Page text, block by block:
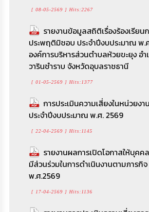
[ 08-05-2569 ] Hits:2267
รายงานข้อมูลสถิติเรื่องร้องเรียน
ประพฤติมิชอบ ประจำปีงบประมาณ พ.
องค์การบริหารส่วนตำบลห้วยขะยุง อำ
วารินชำราบ จังหวัดอุบลราชธานี
[ 01-05-2569 ] Hits:1377
การประเมินความเสี่ยงในหน่วยง
ประจำปีงบประมาณ พ.ศ. 2569
[ 22-04-2569 ] Hits:1145
รายงานผลการเปิดโอกาสให้บุค
มีส่วนร่วมในการดำเนินงานตามภารกิจ
พ.ศ.2569
[ 17-04-2569 ] Hits:1136